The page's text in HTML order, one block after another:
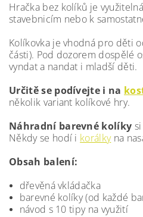
Hračka bez kolíků je
stavebnicím nebo k
Kolíkovka je vhodná pro děti
části). Pod dozorem dospělé
vyndat a nandat i mladší děti.
Určitě se podívejte i na
několik variant kolíkové hry.
Náhradní barevné kolíky
Někdy se hodí i korálkyna
Obsah balení:
dřevěná vkládačka
barevné kolíky (od každé
návod s 10 tipy na využití